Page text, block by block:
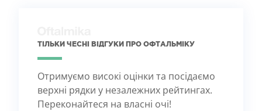
ТІЛЬКИ ЧЕСНІ ВІДГУКИ ПРО ОФТАЛЬМІКУ
Отримуємо високі оцінки та посідаємо
верхні рядки у незалежних рейтингах.
Переконайтеся на власні очі!